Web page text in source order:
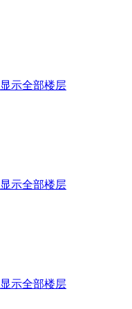
显示全部楼层
显示全部楼层
显示全部楼层